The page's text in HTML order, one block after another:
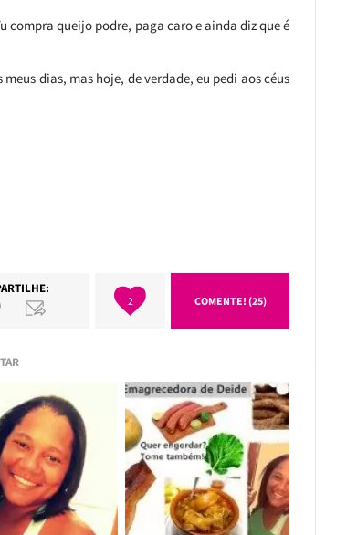
compra queijo podre, paga caro e ainda diz que é
dias, mas hoje, de verdade, eu pedi aos céus
2 COMENTE! (25)